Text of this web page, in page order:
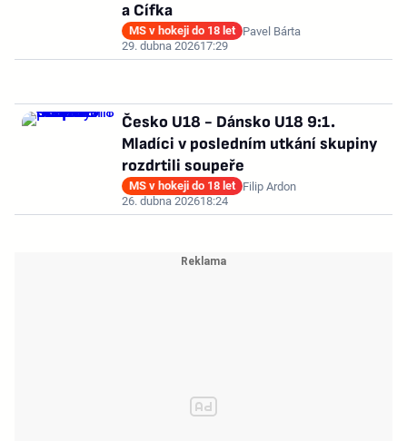
a Cífka
MS v hokeji do 18 let Pavel Bárta
29. dubna 202617:29
Česko U18 - Dánsko U18 9:1.
Mladíci v posledním utkání skupiny
rozdrtili soupeře
MS v hokeji do 18 let Filip Ardon
26. dubna 202618:24